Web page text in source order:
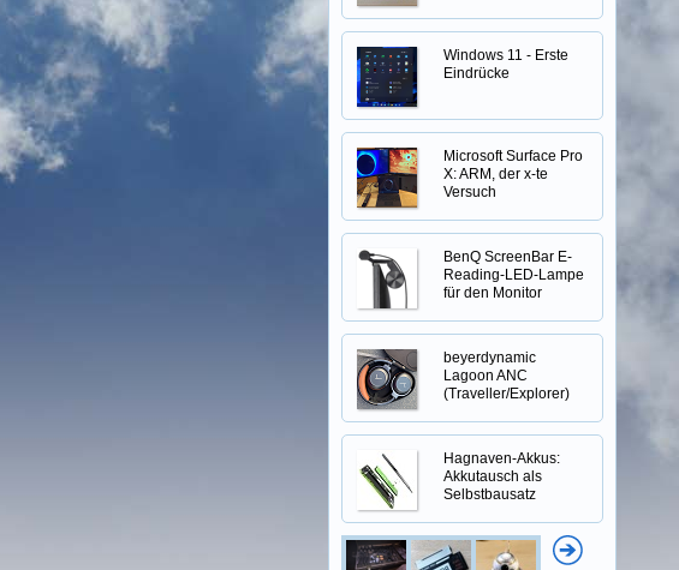
Windows 11 - Erste
Eindrücke
Microsoft Surface Pro
X: ARM, der x-te
Versuch
BenQ ScreenBar E-
Reading-LED-Lampe
für den Monitor
beyerdynamic
Lagoon ANC
(Traveller/Explorer)
Hagnaven-Akkus:
Akkutausch als
Selbstbausatz